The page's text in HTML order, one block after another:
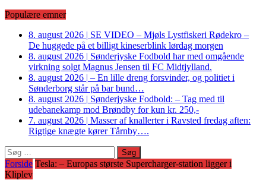
Populære emner
8. august 2026 | SE VIDEO – Mjøls Lystfiskeri Rødekro –
De huggede på et billigt kineserblink lørdag morgen
8. august 2026 | Sønderjyske Fodbold har med omgående
virkning solgt Magnus Jensen til FC Midtjylland.
8. august 2026 | – En lille dreng forsvinder, og politiet i
Sønderborg står på bar bund…
8. august 2026 | Sønderjyske Fodbold: – Tag med til
udebanekamp mod Brøndby for kun kr. 250,-
7. august 2026 | Masser af knallerter i Ravsted fredag aften:
Rigtige knægte kører Tårnby….
Søg
efter:
Forside Tesla: – Europas største Supercharger-station ligger i
Kliplev